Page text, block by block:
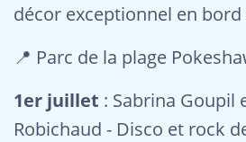
décor exceptionnel en
📍 Parc de la plage
1er juillet : Sabrina Goupil
Robichaud - Disco et rock